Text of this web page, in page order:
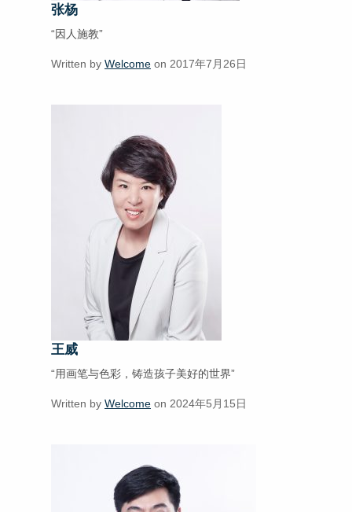
张杨
“因人施教”
Written by Welcome on 2017年7月26日
王威
“用画笔与色彩，铸造孩子美好的世界”
Written by Welcome on 2024年5月15日